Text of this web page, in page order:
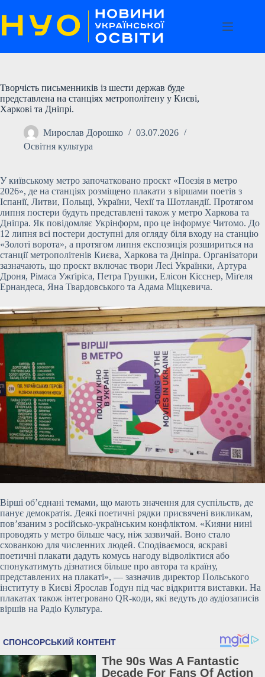
до
вмісту
Творчість письменників із шести держав буде
представлена на станціях метрополітену у Києві,
Харкові та Дніпрі.
Мирослав Дорошко
03.07.2026
Освітня культура
У київському метро започатковано проєкт «Поезія в метро
2026», де на станціях розміщено плакати з віршами поетів з
Іспанії, Литви, Польщі, України, Чехії та Шотландії. Протягом
липня постери будуть представлені також у метро Харкова та
Дніпра. Як повідомляє Укрінформ, про це інформує Читомо. До
12 липня всі постери доступні для огляду біля входу на станцію
«Золоті ворота», а протягом липня експозиція розшириться на
станції метрополітенів Києва, Харкова та Дніпра. Організатори
зазначають, що проєкт включає твори Лесі Українки, Артура
Дроня, Рімаса Ужґіріса, Петра Грушки, Елісон Кісснер, Міґеля
Ернандеса, Яна Твардовського та Адама Міцкевича.
Вірші об’єднані темами, що мають значення для суспільств, де
панує демократія. Деякі поетичні рядки присвячені викликам,
пов’язаним з російсько-українським конфліктом. «Кияни нині
проводять у метро більше часу, ніж зазвичай. Воно стало
схованкою для численних людей. Сподіваємося, яскраві
поетичні плакати дадуть комусь нагоду відволіктися або
спонукатимуть дізнатися більше про автора та країну,
представлених на плакаті», — зазначив директор Польського
інституту в Києві Ярослав Ґодун під час відкриття виставки. На
плакатах також інтегровано QR-коди, які ведуть до аудіозаписів
віршів на Радіо Культура.